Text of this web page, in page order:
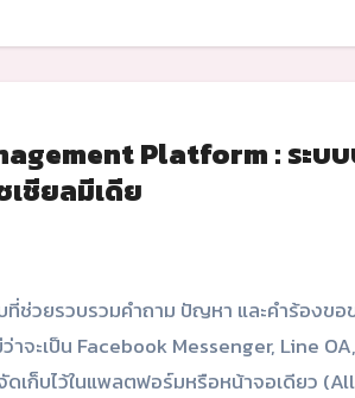
Platform : ระบ
เชียลมีเดีย
าจะเป็น Facebook Messenger, Line
ดเก็บไว้ในแพลตฟอร์มหรือหน้าจอเดียว